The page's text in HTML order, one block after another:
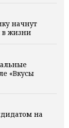
начнут
в жизни
«Вкусы
на